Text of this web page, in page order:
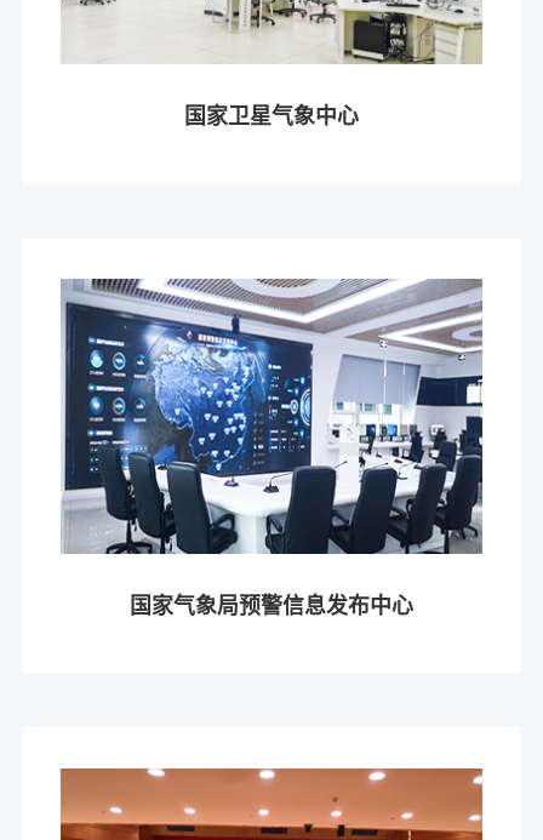
国家卫星气象中心
国家气象局预警信息发布中心